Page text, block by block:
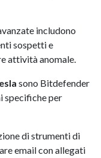
includono
sospetti e
attività anomale.
sono Bitdefender
specifiche per
di strumenti di
email con allegati